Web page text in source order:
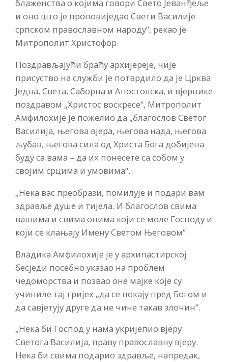
блаженства о којима говори Свето Јеванђеље
и оно што је проповиједао Свети Василије
српском православном народу“, рекао је
Митрополит Христофор.
Поздрављајући браћу архијереје, чије
присуство на служби је потврдило да је Црква
Једна, Света, Саборна и Апостолска, и вјернике
поздравом „Христос воскресе“, Митрополит
Амфилохије је пожелио да „благослов Светог
Василија, његова вјера, његова нада, његова
љубав, његова сила од Христа Бога добијена
буду са вама – да их понесете са собом у
својим срцима и умовима“.
„Нека вас преобрази, помилује и подари вам
здравље душе и тијела. И благослов свима
вашима и свима онима који се моле Господу и
који се клањају Имену Светом Његовом“.
Владика Амфилохије је у архипастирској
бесједи посебно указао на проблем
чедоморства и позвао оне мајке које су
учиниле тај гријех „да се покају пред Богом и
да савјетују друге да не чине такав злочин“.
„Нека би Господ у нама укријепио вјеру
Светога Василија, праву православну вјеру.
Нека би свима подарио здравље, напредак,